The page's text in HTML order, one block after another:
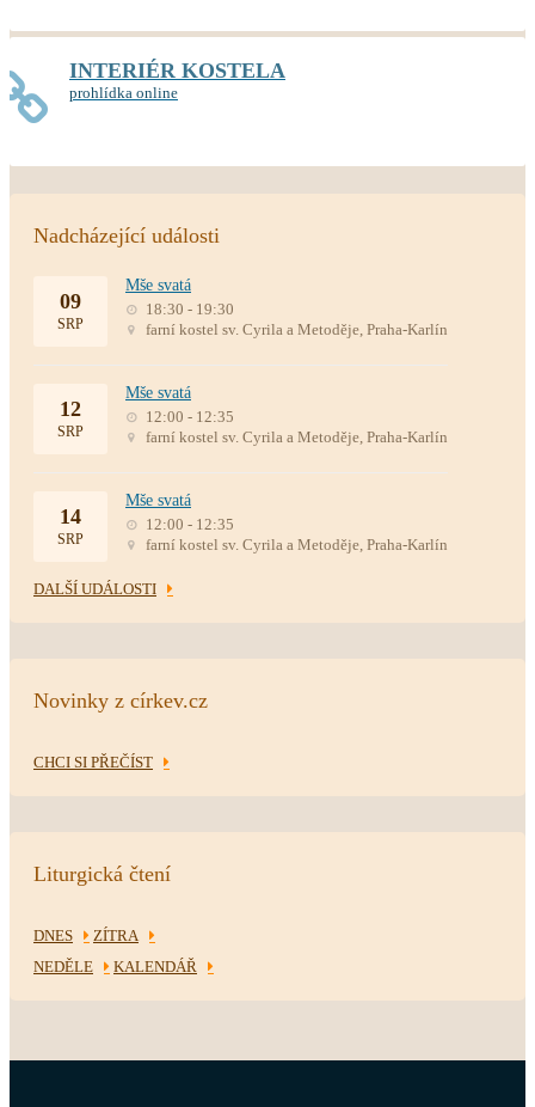
INTERIÉR KOSTELA
prohlídka online
Nadcházející události
09
SRP
Mše svatá
18:30 - 19:30
farní kostel sv. Cyrila a Metoděje, Praha-Karlín
12
SRP
Mše svatá
12:00 - 12:35
farní kostel sv. Cyrila a Metoděje, Praha-Karlín
14
SRP
Mše svatá
12:00 - 12:35
farní kostel sv. Cyrila a Metoděje, Praha-Karlín
DALŠÍ UDÁLOSTI
Novinky z církev.cz
CHCI SI PŘEČÍST
Liturgická čtení
DNES
ZÍTRA
NEDĚLE
KALENDÁŘ